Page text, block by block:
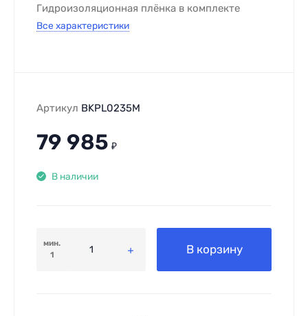
Гидроизоляционная плёнка в комплекте
Все характеристики
Артикул BKPL0235M
79 985 ₽
В наличии
мин.
1
В корзину